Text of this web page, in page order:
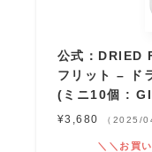
公式：DRIED
フリット – ド
(ミニ10個 :
¥3,680 （2025/
＼＼お買